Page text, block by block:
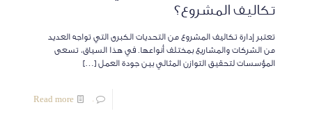
تكاليف المشروع؟
تعتبر إدارة تكاليف المشروع من التحديات الكبرى التي تواجه العديد
من الشركات والمشاريع بمختلف أنواعها. في هذا السياق، تسعى
المؤسسات لتحقيق التوازن المثالي بين جودة العمل […]
0
Read more